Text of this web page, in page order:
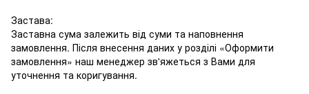
Застава:
Заставна сума залежить від суми та наповнення
замовлення. Після внесення даних у розділі «Оформити
замовлення» наш менеджер зв'яжеться з Вами для
уточнення та коригування.